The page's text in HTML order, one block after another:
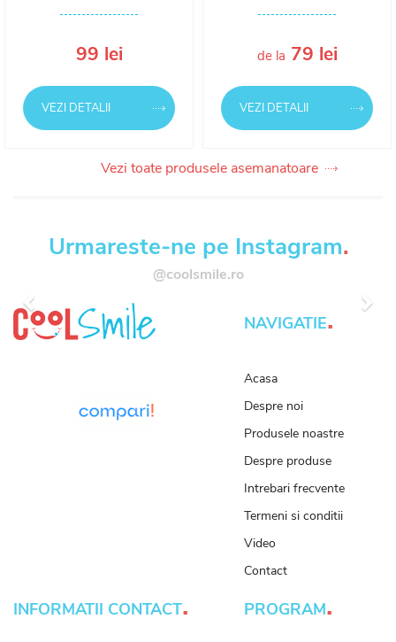
99 lei
VEZI DETALII
de la 79 lei
VEZI DETALII
Vezi toate produsele asemanatoare
Urmareste-ne pe Instagram.
@coolsmile.ro
Anterior NAVIGATIE.
Acasa
Despre noi
Produsele noastre
Despre produse
Intrebari frecvente
Termeni si conditii
Video
Contact
PROGRAM.
INFORMATII CONTACT.